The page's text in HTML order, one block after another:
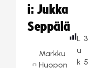
i: Jukka
Seppälä
Markku
Huopon
L
u
k
3
5